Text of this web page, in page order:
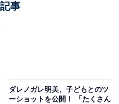
事
ダレノガレ明美、子どもとのツ
ーショットを公開！ 「たくさん